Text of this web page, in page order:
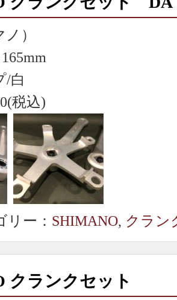
）
/白
税込)
リー： SHIMANO, クラン
クランクセット